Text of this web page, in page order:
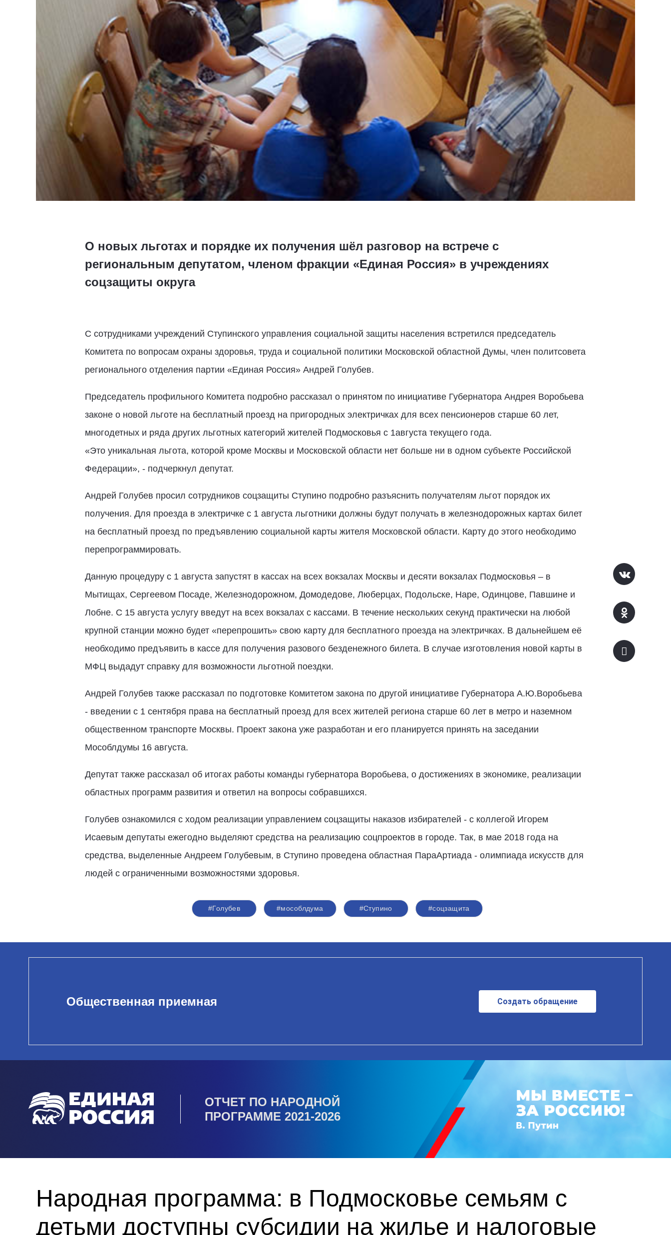
О новых льготах и порядке их получения шёл разговор на встрече с
региональным депутатом, членом фракции «Единая Россия» в учреждениях
соцзащиты округа
С сотрудниками учреждений Ступинского управления социальной защиты населения встретился председатель
Комитета по вопросам охраны здоровья, труда и социальной политики Московской областной Думы, член политсовета
регионального отделения партии «Единая Россия» Андрей Голубев.
Председатель профильного Комитета подробно рассказал о принятом по инициативе Губернатора Андрея Воробьева
законе о новой льготе на бесплатный проезд на пригородных электричках для всех пенсионеров старше 60 лет,
многодетных и ряда других льготных категорий жителей Подмосковья с 1августа текущего года.
«Это уникальная льгота, которой кроме Москвы и Московской области нет больше ни в одном субъекте Российской
Федерации», - подчеркнул депутат.
Андрей Голубев просил сотрудников соцзащиты Ступино подробно разъяснить получателям льгот порядок их
получения. Для проезда в электричке с 1 августа льготники должны будут получать в железнодорожных картах билет
на бесплатный проезд по предъявлению социальной карты жителя Московской области. Карту до этого необходимо
перепрограммировать.
Данную процедуру с 1 августа запустят в кассах на всех вокзалах Москвы и десяти вокзалах Подмосковья – в
Мытищах, Сергеевом Посаде, Железнодорожном, Домодедове, Люберцах, Подольске, Наре, Одинцове, Павшине и
Лобне. С 15 августа услугу введут на всех вокзалах с кассами. В течение нескольких секунд практически на любой
крупной станции можно будет «перепрошить» свою карту для бесплатного проезда на электричках. В дальнейшем её
необходимо предъявить в кассе для получения разового безденежного билета. В случае изготовления новой карты в
МФЦ выдадут справку для возможности льготной поездки.
Андрей Голубев также рассказал по подготовке Комитетом закона по другой инициативе Губернатора А.Ю.Воробьева
- введении с 1 сентября права на бесплатный проезд для всех жителей региона старше 60 лет в метро и наземном
общественном транспорте Москвы. Проект закона уже разработан и его планируется принять на заседании
Мособлдумы 16 августа.
Депутат также рассказал об итогах работы команды губернатора Воробьева, о достижениях в экономике, реализации
областных программ развития и ответил на вопросы собравшихся.
Голубев ознакомился с ходом реализации управлением соцзащиты наказов избирателей - с коллегой Игорем
Исаевым депутаты ежегодно выделяют средства на реализацию соцпроектов в городе. Так, в мае 2018 года на
средства, выделенные Андреем Голубевым, в Ступино проведена областная ПараАртиада - олимпиада искусств для
людей с ограниченными возможностями здоровья.
#Голубев #мособлдума #Ступино #соцзащита
Общественная приемная Создать обращение
ОТЧЕТ ПО НАРОДНОЙ
ПРОГРАММЕ 2021-2026
Народная программа: в Подмосковье семьям с
детьми доступны субсидии на жилье и налоговые